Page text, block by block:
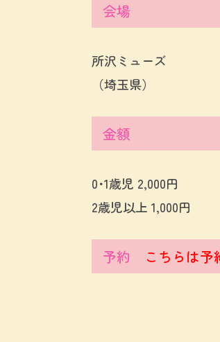
会場
所沢ミューズ
（埼玉県）
金額
0･1歳児 2,000円
2歳児以上 1,000円
予約 こちらは